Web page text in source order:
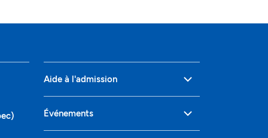
Aide à l'admission
Événements